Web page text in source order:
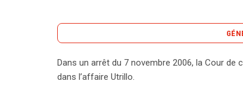
La décision rendue par la Cour de
Dans un arrêt du 7 novembre 2006, la Cour
dans l’affaire Utrillo.